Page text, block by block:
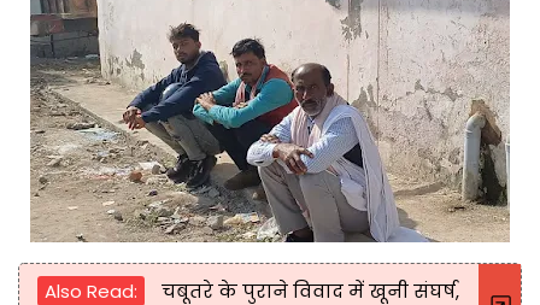
Also Read:
चबूतरे के पुराने विवाद में खूनी संघर्ष,